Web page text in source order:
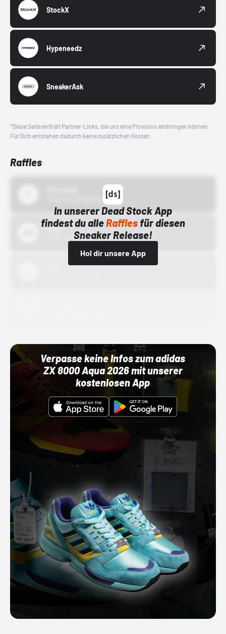
StockX
Hypeneedz
SneakerAsk
*Diese Seite enthält Partner-Links, die uns eine Provision einbringen können.
Für Dich entstehen dadurch keine zusätzlichen Kosten.
Raffles
In unserer Dead Stock App
findest du alleRafflesfür diesen
Sneaker Release!
Hol dir unsere App
Bstn
01.10.22 00:00 Uhr
Verpasse keine Infos zum adidas
ZX 8000 Aqua 2026 mit unserer
kostenlosen App